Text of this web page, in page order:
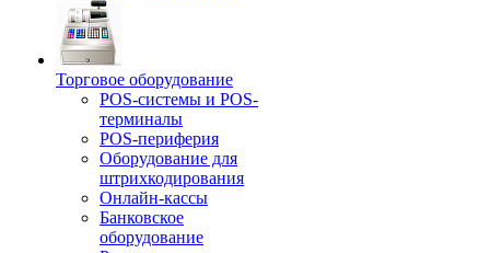
Торговое оборудование
POS-системы и POS-
терминалы
POS-периферия
Оборудование для
штрихкодирования
Онлайн-кассы
Банковское
оборудование